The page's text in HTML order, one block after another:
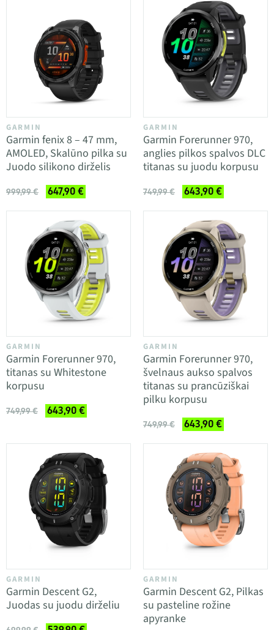
GARMIN
Garmin fenix 8 – 47 mm,
AMOLED, Skalūno pilka su
Juodo silikono dirželis
999,99 € 647,90 €
GARMIN
Garmin Forerunner 970,
anglies pilkos spalvos DLC
titanas su juodu korpusu
749,99 € 643,90 €
GARMIN
Garmin Forerunner 970,
titanas su Whitestone
korpusu
749,99 € 643,90 €
GARMIN
Garmin Forerunner 970,
švelnaus aukso spalvos
titanas su prancūziškai
pilku korpusu
749,99 € 643,90 €
GARMIN
Garmin Descent G2,
Juodas su juodu dirželiu
GARMIN
Garmin Descent G2, Pilkas
su pasteline rožine
apyranke